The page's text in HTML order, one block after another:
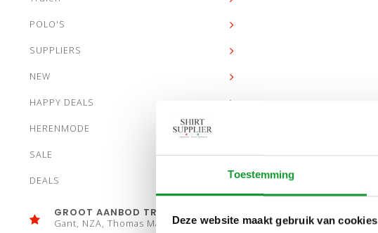
Toestemming
Deze website maakt gebruik van cookies
POLO'S
SUPPLIERS
NEW
HAPPY DEALS
HERENMODE
SALE
DEALS
GROOT AANBOD TRUIEN
Gant, NZA, Thomas Maine